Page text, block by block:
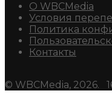
О WBCMedia
Условия
Политика
Контакты
© WBCMedia, 2026.